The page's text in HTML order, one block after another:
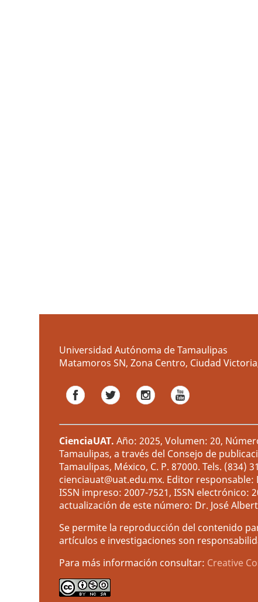
Universidad Autónoma de Tamaulipas
Matamoros SN, Zona Centro, Ciudad
CienciaUAT. Año: 2025, Volumen: 20,
Tamaulipas, a través del Consejo de
Tamaulipas, México, C. P. 87000. Tels. (834)
cienciauat@uat.edu.mx. Editor responsable:
ISSN impreso: 2007-7521, ISSN
actualización de este número: Dr. José
Se permite la reproducción del contenido
artículos e investigaciones son
Para más información consultar: Creative